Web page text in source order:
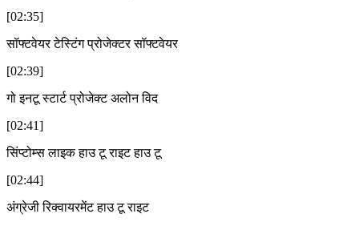
[02:35]
सॉफ्टवेयर टेस्टिंग प्रोजेक्टर सॉफ्टवेयर
[02:39]
गो इनटू स्टार्ट प्रोजेक्ट अलोन विद
[02:41]
सिंप्टोम्स लाइक हाउ टू राइट हाउ टू
[02:44]
अंग्रेजी रिक्वायरमेंट हाउ टू राइट